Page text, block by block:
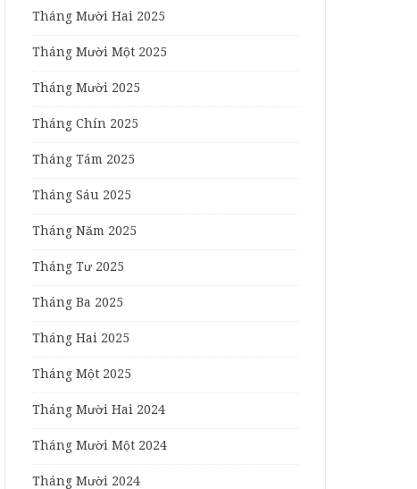
Tháng Mười Hai 2025
Tháng Mười Một 2025
Tháng Mười 2025
Tháng Chín 2025
Tháng Tám 2025
Tháng Sáu 2025
Tháng Năm 2025
Tháng Tư 2025
Tháng Ba 2025
Tháng Hai 2025
Tháng Một 2025
Tháng Mười Hai 2024
Tháng Mười Một 2024
Tháng Mười 2024